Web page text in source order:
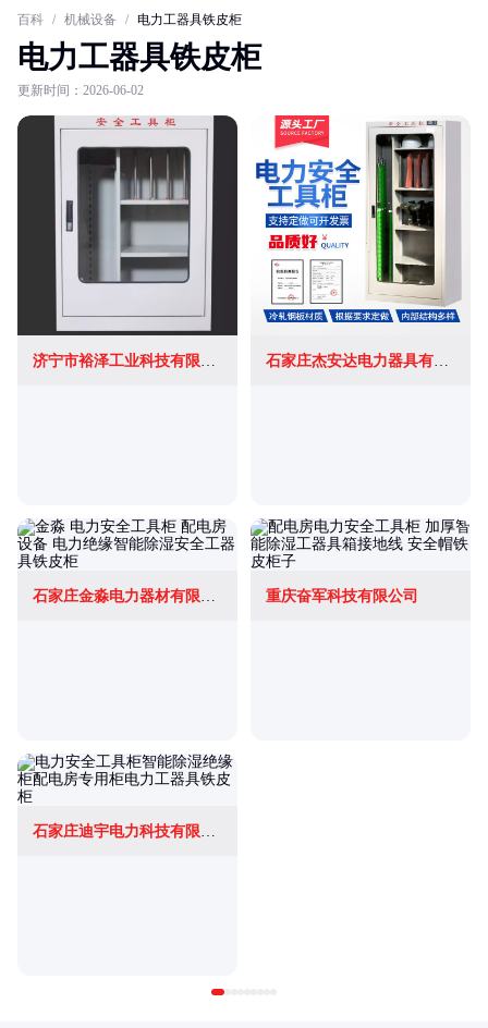
百科 / 机械设备 / 电力工器具铁皮柜
电力工器具铁皮柜
更新时间：2026-06-02
济宁市裕泽工业科技有限公司 石家庄杰安达电力器具有限公司
石家庄金淼电力器材有限公司 重庆奋军科技有限公司
石家庄迪宇电力科技有限公司